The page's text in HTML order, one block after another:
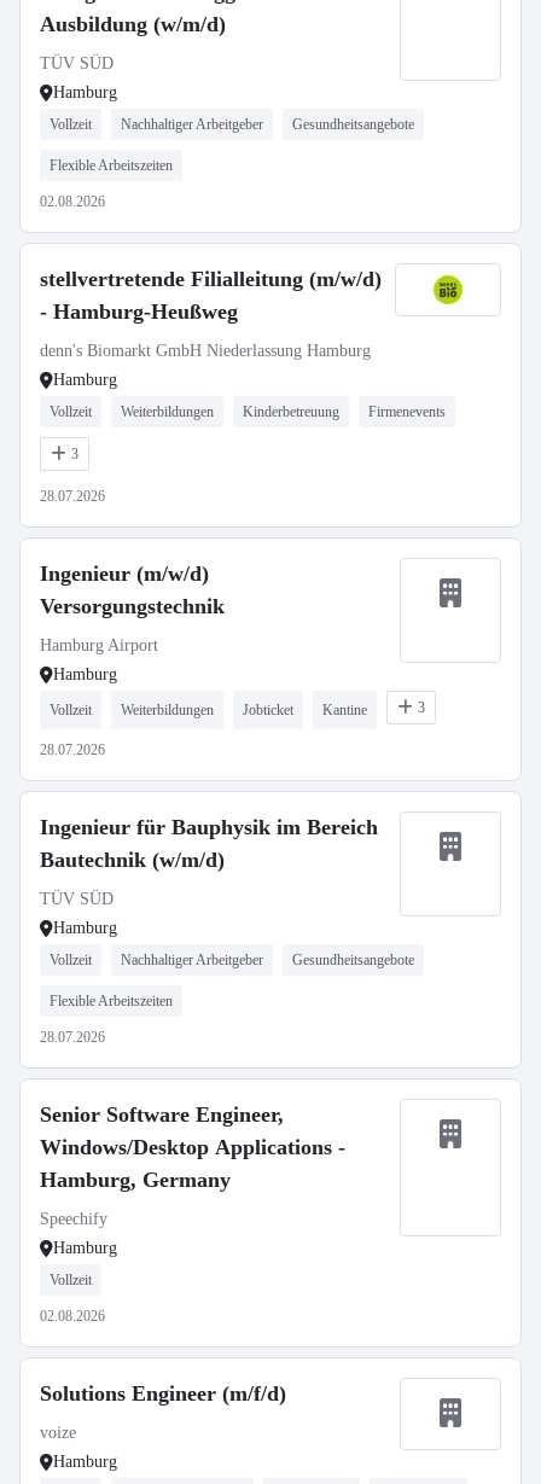
Ausbildung (w/m/d)
TÜV SÜD
Hamburg
Vollzeit Nachhaltiger Arbeitgeber Gesundheitsangebote
Flexible Arbeitszeiten
02.08.2026
stellvertretende Filialleitung (m/w/d)
- Hamburg-Heußweg
denn's Biomarkt GmbH Niederlassung Hamburg
Hamburg
Vollzeit Weiterbildungen Kinderbetreuung Firmenevents
3
28.07.2026
Ingenieur (m/w/d)
Versorgungstechnik
Hamburg Airport
Hamburg
Vollzeit Weiterbildungen Jobticket Kantine 3
28.07.2026
Ingenieur für Bauphysik im Bereich
Bautechnik (w/m/d)
TÜV SÜD
Hamburg
Vollzeit Nachhaltiger Arbeitgeber Gesundheitsangebote
Flexible Arbeitszeiten
28.07.2026
Senior Software Engineer,
Windows/Desktop Applications -
Hamburg, Germany
Speechify
Hamburg
Vollzeit
02.08.2026
Solutions Engineer (m/f/d)
voize
Hamburg